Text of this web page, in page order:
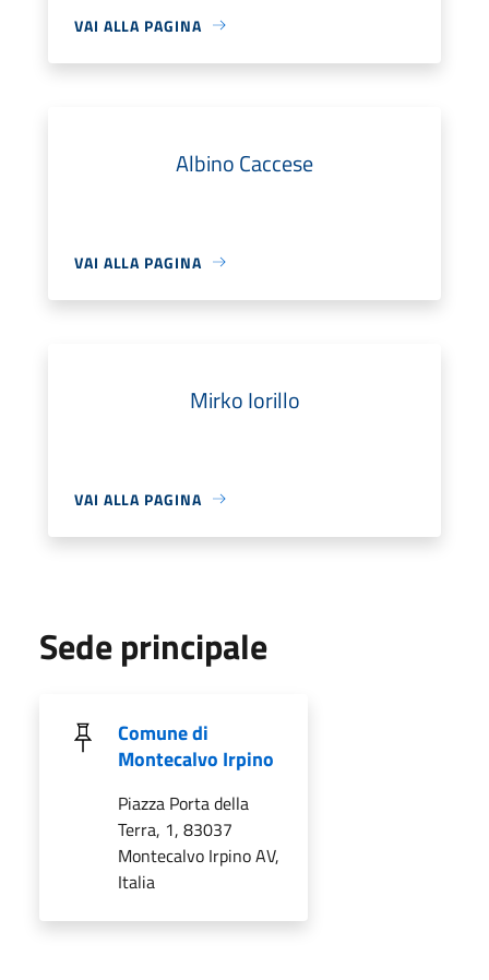
VAI ALLA PAGINA
Albino Caccese
VAI ALLA PAGINA
Mirko Iorillo
VAI ALLA PAGINA
Sede principale
Comune di
Montecalvo Irpino
Piazza Porta della
Terra, 1, 83037
Montecalvo Irpino AV,
Italia